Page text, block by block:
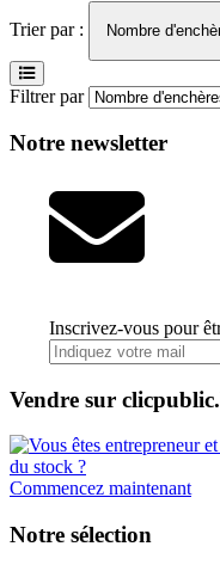
Trier par :
Nombre
Filtrer par
Notre newsletter
Inscrivez-vous pour
Vendre sur
Commencez maintenant
Notre sélection